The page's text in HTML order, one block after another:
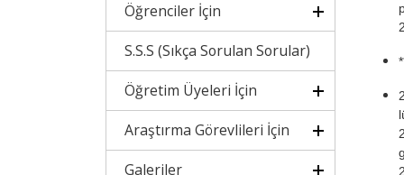
Öğrenciler İçin
S.S.S (Sıkça Sorulan Sorular)
Öğretim Üyeleri İçin
Araştırma Görevlileri İçin
Galeriler